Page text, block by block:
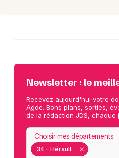
Newsletter : le
Recevez aujourd'hui votre
Agde. Bons plans, sorties,
de la rédaction JDS, chaque
34 - Hérault
Choisir mes départements